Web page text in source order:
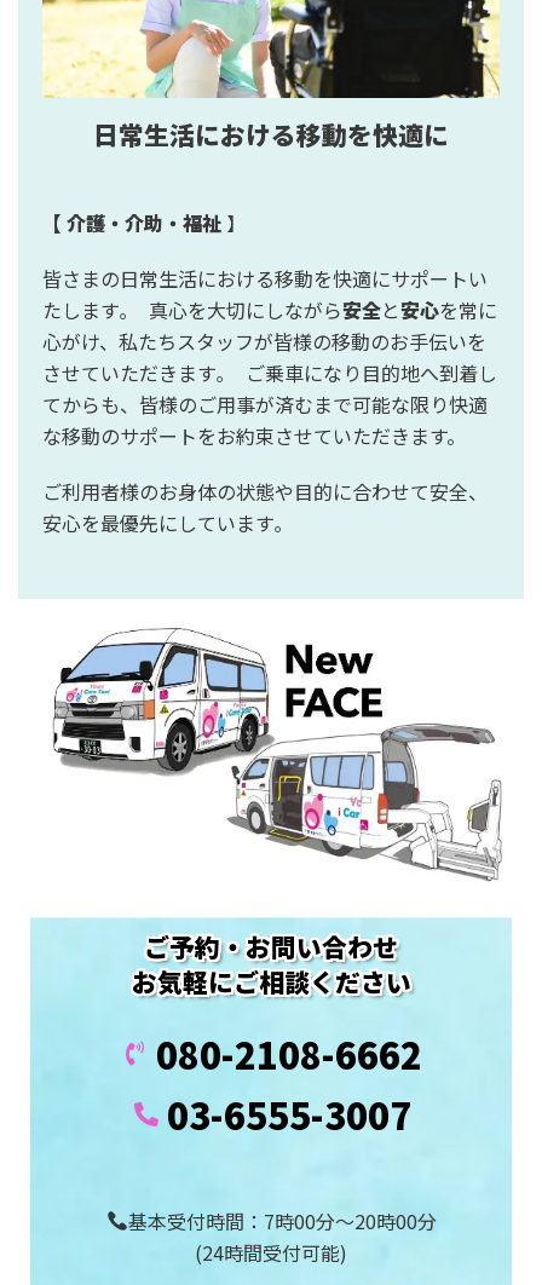
日常生活における移動を快適に
【 介護・介助・福祉 】
皆さまの日常生活における移動を快適にサポートい
たします｡ 真心を大切にしながら安全と安心を常に
心がけ、私たちスタッフが皆様の移動のお手伝いを
させていただきます｡ ご乗車になり目的地へ到着し
てからも、皆様のご用事が済むまで可能な限り快適
な移動のサポートをお約束させていただきます。
ご利用者様のお身体の状態や目的に合わせて安全、
安心を最優先にしています｡
ご予約・お問い合わせ
お気軽にご相談ください
080-2108-6662
03-6555-3007
基本受付時間：7時00分〜20時00分
(24時間受付可能)